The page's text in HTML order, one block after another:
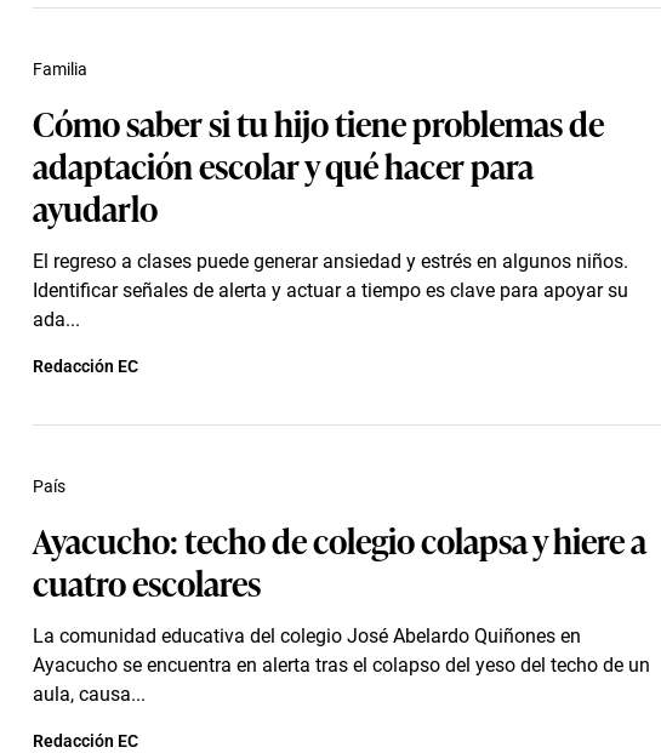
Cómo saber si tu hijo tiene problemas de
adaptación escolar y qué hacer para
ayudarlo
El regreso a clases puede generar ansiedad y estrés en algunos niños.
Identificar señales de alerta y actuar a tiempo es clave para apoyar su
ada...
Familia
Redacción EC
Ayacucho: techo de colegio colapsa y hiere a
cuatro escolares
La comunidad educativa del colegio José Abelardo Quiñones en
Ayacucho se encuentra en alerta tras el colapso del yeso del techo de un
aula, causa...
País
Redacción EC